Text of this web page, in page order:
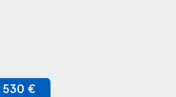
530 €